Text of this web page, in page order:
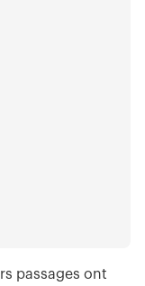
passages ont